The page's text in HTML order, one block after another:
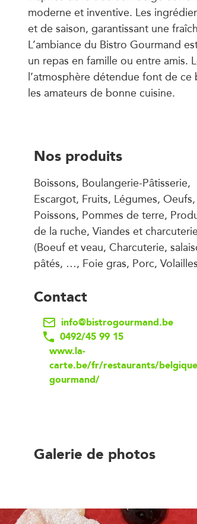
moderne et inventive. Les
et de saison, garantissant une
L’ambiance du Bistro Gourmand
un repas en famille ou entre amis.
l’atmosphère détendue font de
les amateurs de bonne cuisine.
Nos produits
Boissons, Boulangerie-Pâtisserie,
Escargot, Fruits, Légumes, Oeufs,
Poissons, Pommes de terre,
de la ruche, Viandes et
(Boeuf et veau, Charcuterie,
pâtés, …, Foie gras, Porc,
Contact
info@bistrogourmand.be
0492/45 99 15
www.la-
carte.be/fr/restaurants/
gourmand/
Galerie de photos